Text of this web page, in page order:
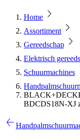
Home
Assortiment
Gereedschap
Elektrisch
Schuurmachines
BDCDS18N-XJ